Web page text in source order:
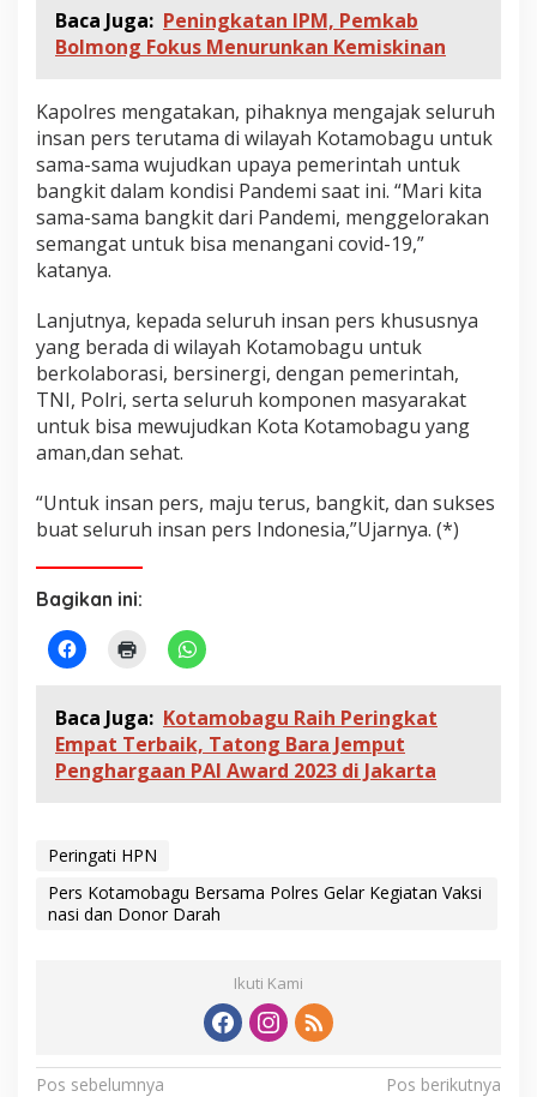
a
n
n
o
r
a
r
a
Baca Juga: Peningkatan IPM, Pemkab
Bolmong Fokus Menurunkan Kemiskinan
Kapolres mengatakan, pihaknya mengajak seluruh
insan pers terutama di wilayah Kotamobagu untuk
sama-sama wujudkan upaya pemerintah untuk
bangkit dalam kondisi Pandemi saat ini. “Mari kita
sama-sama bangkit dari Pandemi, menggelorakan
semangat untuk bisa menangani covid-19,”
katanya.
Lanjutnya, kepada seluruh insan pers khususnya
yang berada di wilayah Kotamobagu untuk
berkolaborasi, bersinergi, dengan pemerintah,
TNI, Polri, serta seluruh komponen masyarakat
untuk bisa mewujudkan Kota Kotamobagu yang
aman,dan sehat.
“Untuk insan pers, maju terus, bangkit, dan sukses
buat seluruh insan pers Indonesia,”Ujarnya. (*)
Bagikan ini:
Baca Juga: Kotamobagu Raih Peringkat
Empat Terbaik, Tatong Bara Jemput
Penghargaan PAI Award 2023 di Jakarta
Peringati HPN
Pers Kotamobagu Bersama Polres Gelar Kegiatan Vaksi
nasi dan Donor Darah
Ikuti Kami
Pos sebelumnya
Pos berikutnya